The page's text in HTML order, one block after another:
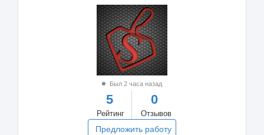
Был 2 часа назад
5
Рейтинг
0
Отзывов
Предложить работу